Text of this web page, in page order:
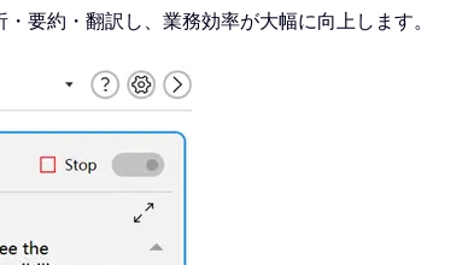
要約・翻訳し、業務効率が大幅に向上します。